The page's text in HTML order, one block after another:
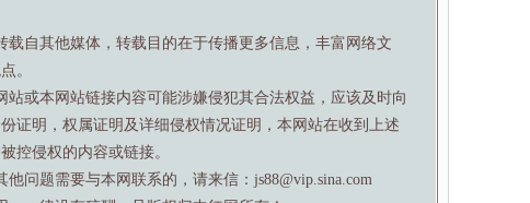
载自其他媒体，转载目的在于传播更多信息，丰富网络文
。
站或本网站链接内容可能涉嫌侵犯其合法权益，应该及时向
证明，权属证明及详细侵权情况证明，本网站在收到上述
控侵权的内容或链接。
问题需要与本网联系的，请来信：js88@vip.sina.com